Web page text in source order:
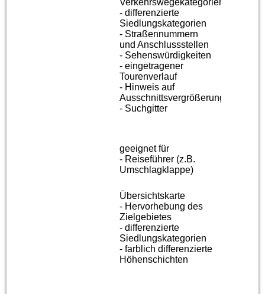
Verkehrswegekategorien
- differenzierte
Siedlungskategorien
- Straßennummern
und Anschlussstellen
- Sehenswürdigkeiten
- eingetragener
Tourenverlauf
- Hinweis auf
Ausschnittsvergrößerung
- Suchgitter
geeignet für
- Reiseführer (z.B.
Umschlagklappe)
Übersichtskarte
- Hervorhebung des
Zielgebietes
- differenzierte
Siedlungskategorien
- farblich differenzierte
Höhenschichten